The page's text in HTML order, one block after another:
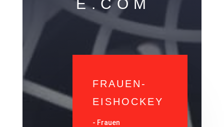
E.COM
FRAUEN-
EISHOCKEY
- Frauen